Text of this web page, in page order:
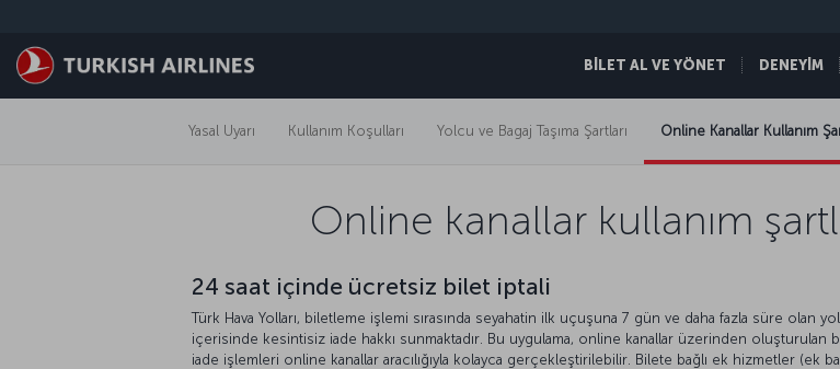
BİLET AL VE YÖNET DENEYİM
Yasal Uyarı Kullanım Koşulları Yolcu ve Bagaj Taşıma Şartları Online Kanallar Kullanım
Online kanallar kullanım
24 saat içinde ücretsiz bilet iptali
Türk Hava Yolları, biletleme işlemi sırasında seyahatin ilk uçuşuna 7 gün ve daha fazla süre olan
içerisinde kesintisiz iade hakkı sunmaktadır. Bu uygulama, online kanallar üzerinden
iade işlemleri online kanallar aracılığıyla kolayca gerçekleştirilebilir. Bilete bağlı ek hizmetler (ek